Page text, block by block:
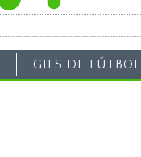
GIFS DE FÚTBOL